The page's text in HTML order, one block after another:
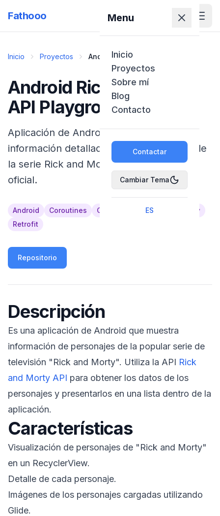
Fathooo Menu
Inicio
Proyectos
Sobre mí
Blog
Contacto
Contactar
Cambiar Tema
ES
Inicio Proyectos
Android Rick and Morty API
Playground
Android Rick and Morty
API Playground
Aplicación de Android que muestra
información detallada de los personajes de
la serie Rick and Morty utilizando la API
oficial.
Android Coroutines Glide
RecyclerView
Retrofit
Repositorio
Descripción
Es una aplicación de Android que muestra
información de personajes de la popular serie de
televisión "Rick and Morty". Utiliza la API Rick
and Morty API para obtener los datos de los
personajes y presentarlos en una lista dentro de la
aplicación.
Características
Visualización de personajes de "Rick and Morty"
en un RecyclerView.
Detalle de cada personaje.
Imágenes de los personajes cargadas utilizando
Glide.